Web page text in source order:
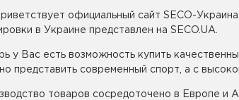
официальный сайт SECO-
в Украине представлен на SECO.UA.
у Вас есть возможность купить
представить современный спорт, а с
товаров сосредоточено в Европе и